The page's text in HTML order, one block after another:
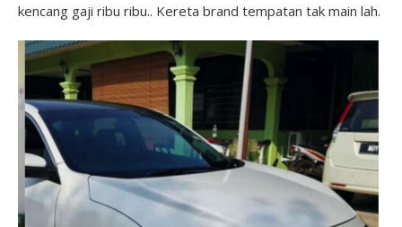
kencang gaji ribu ribu.. Kereta brand tempatan tak main lah.